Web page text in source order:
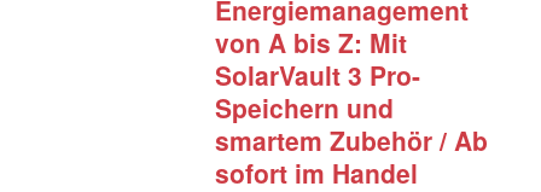
Energiemanagement
von A bis Z: Mit
SolarVault 3 Pro-
Speichern und
smartem Zubehör / Ab
sofort im Handel